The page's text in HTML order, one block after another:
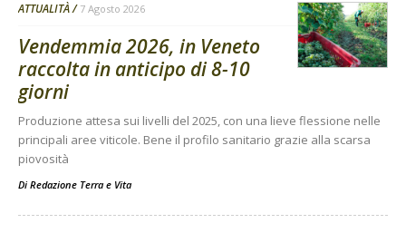
ATTUALITÀ 7 Agosto 2026
Vendemmia 2026, in Veneto
raccolta in anticipo di 8-10
giorni
Produzione attesa sui livelli del 2025, con una lieve flessione nelle
principali aree viticole. Bene il profilo sanitario grazie alla scarsa
piovosità
Di Redazione Terra e Vita